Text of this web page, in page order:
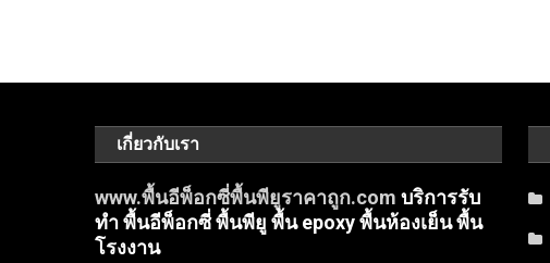
เกี่ยวกับเรา
www.พื้นอีพ็อกซี่พื้นพียูราคาถูก.com บริการรับ
ทำ พื้นอีพ็อกซี่ พื้นพียู พื้น epoxy พื้นห้องเย็น พื้น
โรงงาน